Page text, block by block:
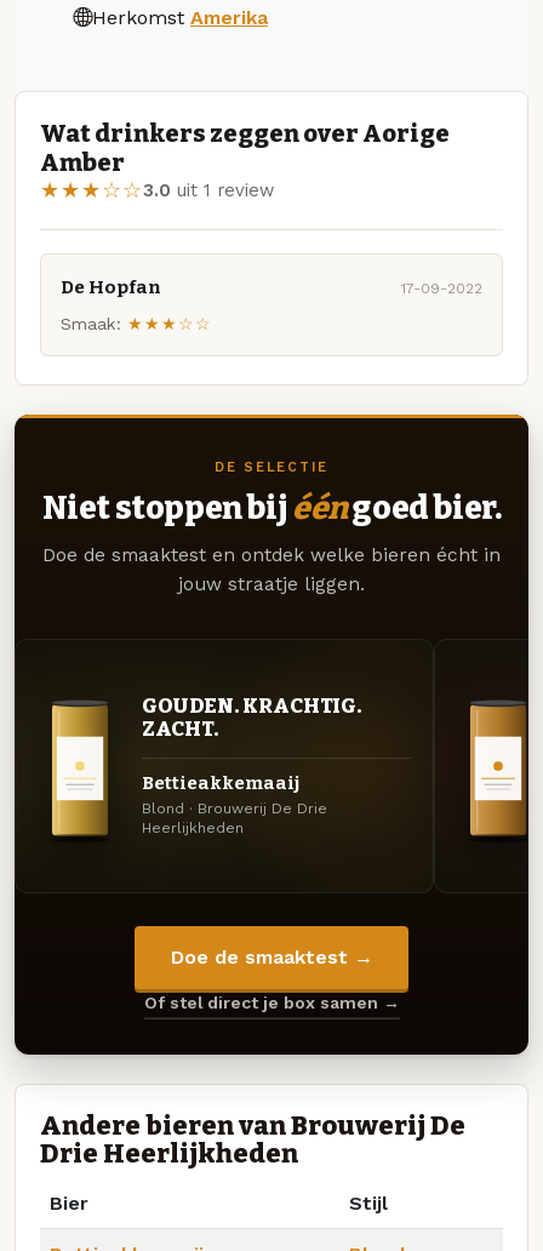
Herkomst Amerika
Wat drinkers zeggen over Aorige
Amber
★★★☆☆3.0 uit 1 review
De Hopfan 17-09-2022
Smaak: ★★★☆☆
DE SELECTIE
Niet stoppen bij ééngoed bier.
Doe de smaaktest en ontdek welke bieren écht in
jouw straatje liggen.
GOUDEN. KRACHTIG.
ZACHT.
Bettieakkemaaij
Blond · Brouwerij De Drie
Heerlijkheden
Doe de smaaktest →
Of stel direct je box samen →
Andere bieren van Brouwerij De
Drie Heerlijkheden
Bier Stijl